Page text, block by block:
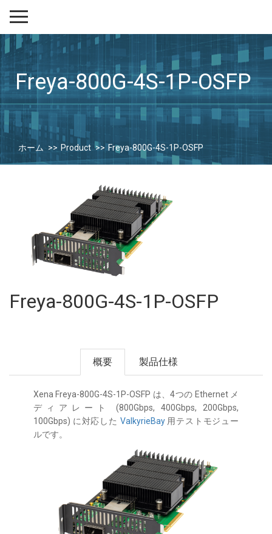
Freya-800G-4S-1P-OSFP
ホーム Product Freya-800G-4S-1P-OSFP
Freya-800G-4S-1P-OSFP
概要 製品仕様
Xena Freya-800G-4S-1P-OSFP は、4つの Ethernet メ
ディアレート (800Gbps, 400Gbps, 200Gbps,
100Gbps) に対応した ValkyrieBay用テストモジュー
ルです。